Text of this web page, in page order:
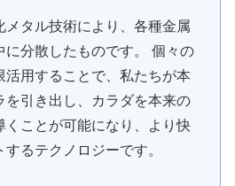
メタル技術により、各種金属
に分散したものです。 個々の
活用することで、私たちが本
を引き出し、カラダを本来の
くことが可能になり、より快
るテクノロジーです。